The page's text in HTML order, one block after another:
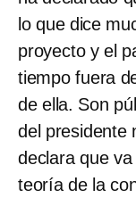
lo que dice
proyecto y el
tiempo fuera
de ella. Son
del presidente
declara que
teoría de la